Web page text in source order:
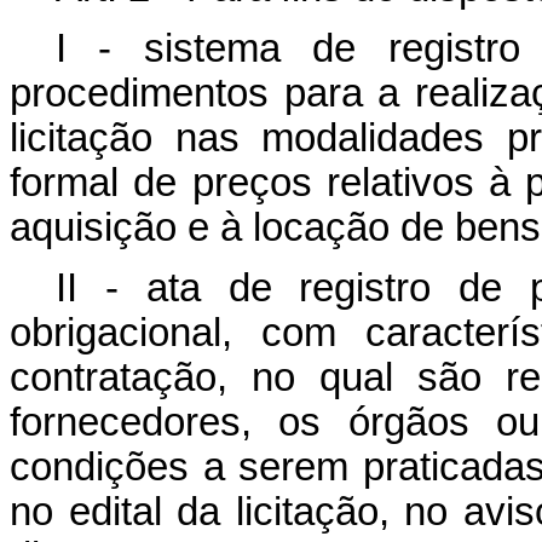
I - sistema de
procedimentos para a
licitação nas modalidades
formal de preços relativos à
aquisição e à locação de
II - ata de registro de
obrigacional, com
contratação, no qual são
fornecedores, os órgãos
condições a serem
no edital da licitação, no